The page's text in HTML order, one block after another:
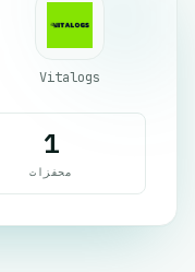
Vitalogs
1
محفزات